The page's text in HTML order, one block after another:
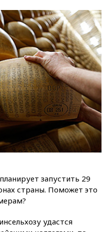
запустить 29
страны. Поможет это
удастся